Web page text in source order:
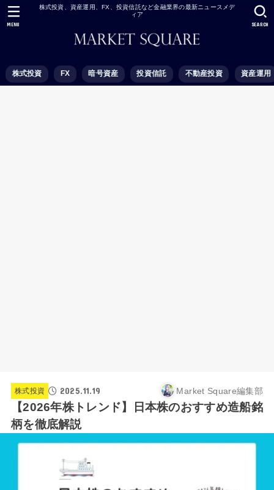
株式投資、資産運用、FX、投資信託など金融業界の最新ニュースメデ
ィア
株式投資 FX 暗号資産 投資信託 不動産投資 資産運用
SEARCH
MENU
株式投資 2025.11.19 Market Square編集部
【2026年株トレンド】日本株のおすすめ造船銘
柄を徹底解説